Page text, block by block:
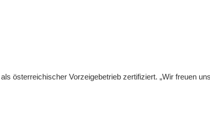
österreichischer Vorzeigebetrieb zertifiziert. „Wir freuen